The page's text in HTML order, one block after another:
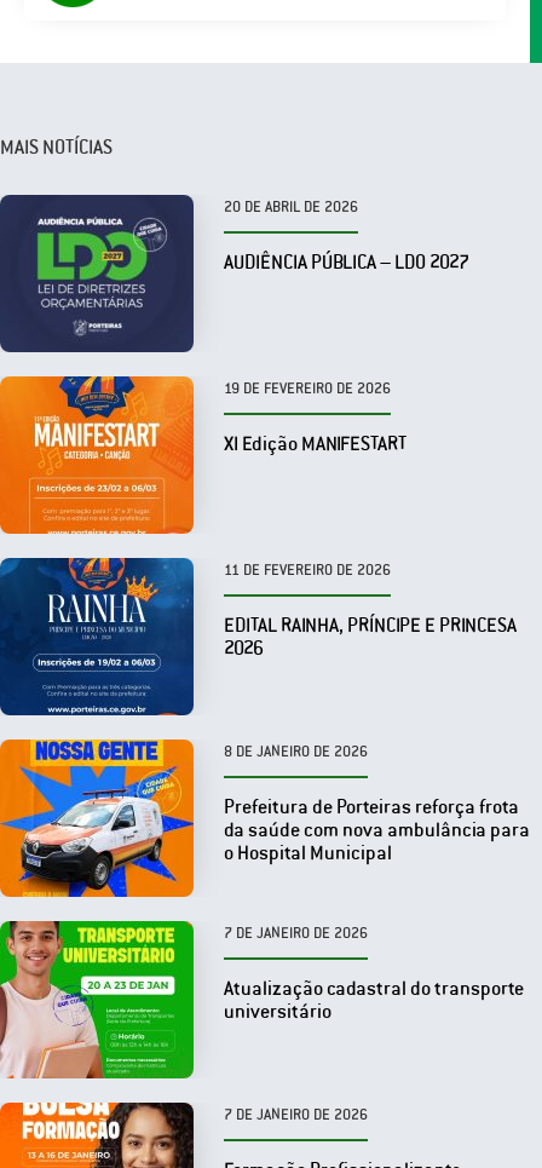
MAIS NOTÍCIAS
20 DE ABRIL DE 2026
AUDIÊNCIA PÚBLICA – LDO 2027
19 DE FEVEREIRO DE 2026
XI Edição MANIFESTART
11 DE FEVEREIRO DE 2026
EDITAL RAINHA, PRÍNCIPE E PRINCESA
2026
8 DE JANEIRO DE 2026
Prefeitura de Porteiras reforça frota
da saúde com nova ambulância para
o Hospital Municipal
7 DE JANEIRO DE 2026
Atualização cadastral do transporte
universitário
7 DE JANEIRO DE 2026